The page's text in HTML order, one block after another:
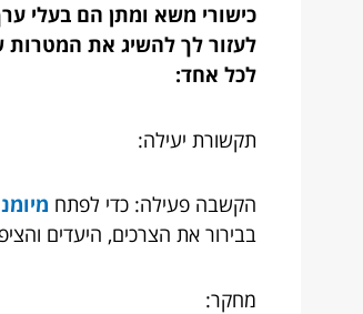
כישורי משא ומתן הם בעלי
לעזור לך להשיג את המטרות
לכל אחד:
תקשורת יעילה:
הקשבה פעילה: כדי לפתח
בבירור את הצרכים, היעדים
מחקר: